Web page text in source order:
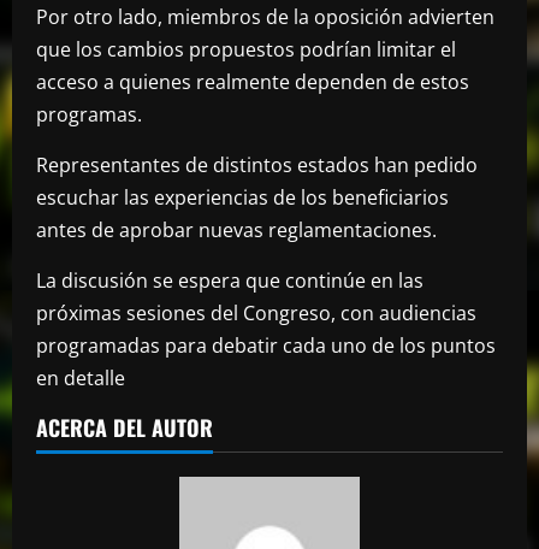
Por otro lado, miembros de la oposición advierten
que los cambios propuestos podrían limitar el
acceso a quienes realmente dependen de estos
programas.
Representantes de distintos estados han pedido
escuchar las experiencias de los beneficiarios
antes de aprobar nuevas reglamentaciones.
La discusión se espera que continúe en las
próximas sesiones del Congreso, con audiencias
programadas para debatir cada uno de los puntos
en detalle
ACERCA DEL AUTOR